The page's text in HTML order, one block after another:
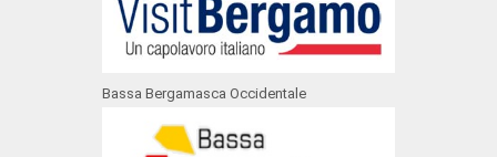
Bassa Bergamasca Occidentale